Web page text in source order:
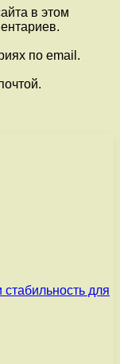
в этом
по email.
для